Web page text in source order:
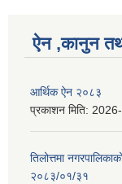
ऐन ,कानुन
आर्थिक ऐन २०८३
प्रकाशन मिति:
तिलोत्तमा
२०८३/०१/३१